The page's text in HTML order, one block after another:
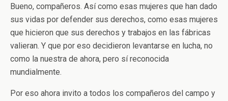
Bueno, compañeros. Así como esas mujeres que han dado
sus vidas por defender sus derechos, como esas mujeres
que hicieron que sus derechos y trabajos en las fábricas
valieran. Y que por eso decidieron levantarse en lucha, no
como la nuestra de ahora, pero sí reconocida
mundialmente.
Por eso ahora invito a todos los compañeros del campo y